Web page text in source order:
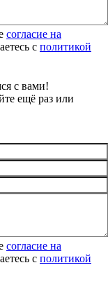
согласие на
c политикой
с вами!
ещё раз или
согласие на
c политикой